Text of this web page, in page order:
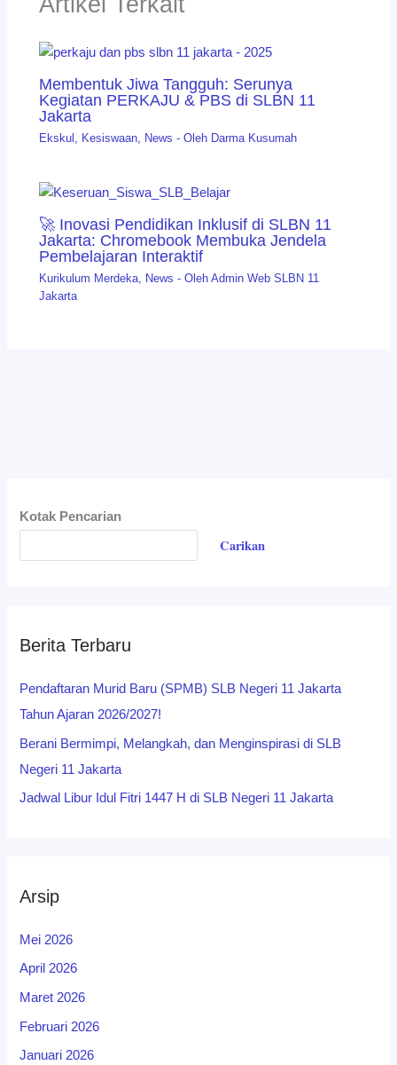
Membentuk Jiwa Tangguh: Serunya
Kegiatan PERKAJU & PBS di SLBN 11
Jakarta
Ekskul , Kesiswaan, News - Oleh Darma Kusumah
🚀 Inovasi Pendidikan Inklusif di SLBN 11
Jakarta: Chromebook Membuka Jendela
Pembelajaran Interaktif
Kurikulum Merdeka, News - Oleh Admin Web SLBN 11
Jakarta
Kotak Pencarian
Carikan
Berita Terbaru
Pendaftaran Murid Baru (SPMB) SLB Negeri 11 Jakarta
Tahun Ajaran 2026/2027!
Berani Bermimpi, Melangkah, dan Menginspirasi di SLB
Negeri 11 Jakarta
Jadwal Libur Idul Fitri 1447 H di SLB Negeri 11 Jakarta
Arsip
Mei 2026
April 2026
Maret 2026
Februari 2026
Januari 2026